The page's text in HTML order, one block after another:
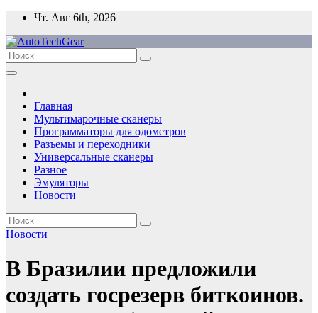
Перейти
содержимому
Чт. Авг 6th, 2026
Главная
Мультимарочные сканеры
Программаторы для одометров
Разъемы и переходники
Универсальные сканеры
Разное
Эмуляторы
Новости
Новости
В Бразилии предложили
создать госрезерв биткоинов.